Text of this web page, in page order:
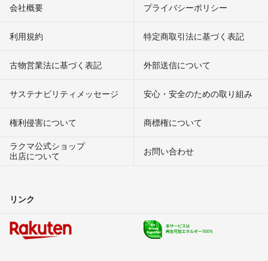
会社概要 プライバシーポリシー
利用規約 特定商取引法に基づく表記
古物営業法に基づく表記 外部送信について
サステナビリティメッセージ 安心・安全のための取り組み
権利侵害について
商標権について
ラクマ公式ショップ
出店について
お問い合わせ
リンク